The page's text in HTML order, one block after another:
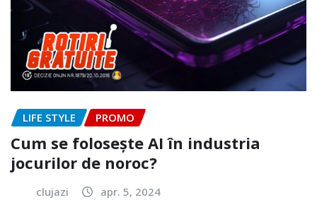
LIFE STYLE PROMO
Cum se folosește AI în industria
jocurilor de noroc?
clujazi apr. 5, 2024